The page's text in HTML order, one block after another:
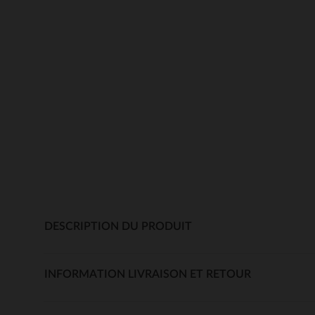
DESCRIPTION DU PRODUIT
INFORMATION LIVRAISON ET RETOUR